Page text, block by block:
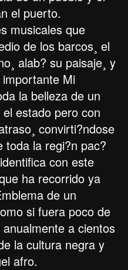
el puerto.
musicales que
de los barcos¸ el
alab? su paisaje¸ y
Mi
la belleza de un
estado pero con
convirti?ndose
toda la regi?n pac?
con este
ha recorrido ya
de un
si fuera poco de
a cientos
la cultura negra y
afro.